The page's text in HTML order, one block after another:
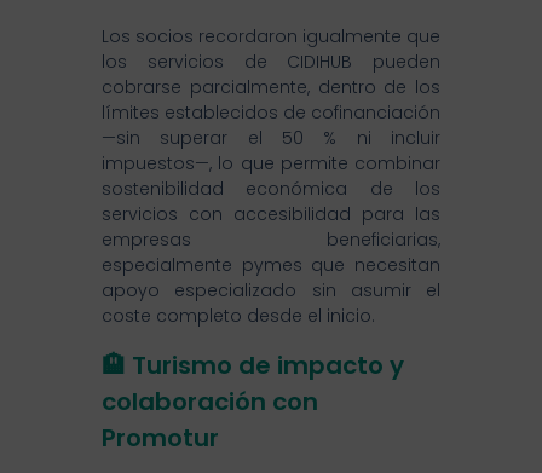
Los socios recordaron igualmente que
los servicios de CIDIHUB pueden
cobrarse parcialmente, dentro de los
límites establecidos de cofinanciación
—sin superar el 50 % ni incluir
impuestos—, lo que permite combinar
sostenibilidad económica de los
servicios con accesibilidad para las
empresas beneficiarias,
especialmente pymes que necesitan
apoyo especializado sin asumir el
coste completo desde el inicio.
🏨 Turismo de impacto y
colaboración con
Promotur